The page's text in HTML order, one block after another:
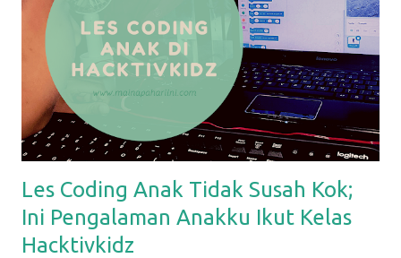
Siapa tahu saat Bunga (bukan nama sebenarnya) sedang mencari
tahu tentang sesuatu di Google, lalu ternyata artikel yang kutulis
bisa membantu. Berfaedah bukan? Salah satu artikel pertama
yang kutulis berjudul “ Baca Buku untuk Bayi - Gimana Caranya? ”
Alasa...
Les Coding Anak Tidak Susah Kok;
Ini Pengalaman Anakku Ikut Kelas
Hacktivkidz